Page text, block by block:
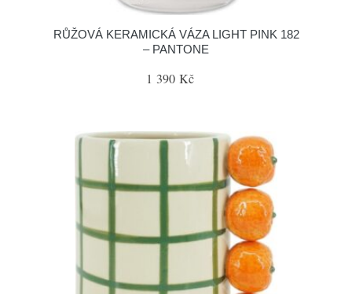
RŮŽOVÁ KERAMICKÁ VÁZA LIGHT PINK 182
– PANTONE
1 390 Kč